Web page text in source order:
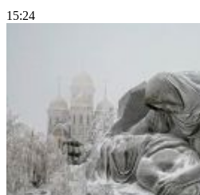
15:24